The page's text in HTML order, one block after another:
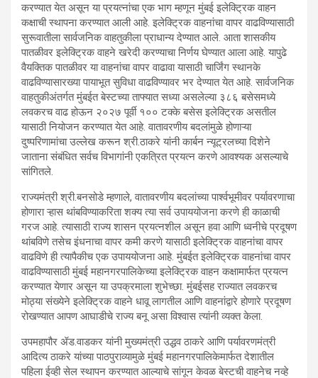
करण्यात येत असून या प्रयत्नांचा एक भाग म्हणून मुंबई इलेक्ट्रिक वाहन
कक्षाची स्थापना करण्यात आली आहे. इलेक्ट्रिक वाहनांचा वापर वाढविण्यासाठी
सुरूवातीला सार्वजनिक वाहतुकीला प्राधान्य देण्यात आले. आता शासकीय
पातळीवर इलेक्ट्रिक वाहने खरेदी करण्याचा निर्णय घेण्यात आला आहे. यापुढे
वैयक्तिक पातळीवर या वाहनांचा वापर वाढावा यासाठी चार्जिंग स्थानके
वाढविण्यासारख्या पायाभूत सुविधा वाढविण्यावर भर देण्यात येत आहे. सार्वजनिक
वाहतुकीअंतर्गत मुंबईत बेस्टच्या ताफ्यात सध्या असलेल्या ३८६ बसेसमध्ये
लवकरच वाढ होऊन २०२७ पूर्वी १०० टक्के बसेस इलेक्ट्रिक असतील
यासाठी नियोजन करण्यात येत आहे. वातावरणीय बदलांमुळे होणाऱ्या
दुष्परिणामांचा उल्लेख करून श्री.ठाकरे यांनी कार्बन न्यूट्रलच्या दिशेने
जाताना संबंधित सर्वच विभागांनी एकत्रित प्रयत्न करणे आवश्यक असल्याचे
सांगितले.
राज्यमंत्री श्री.बनसोडे म्हणाले, वातावरणीय बदलांच्या पार्श्वभूमीवर पर्यावरणाचा
होणारा ऱ्हास थांबविण्याकरिता शक्य त्या सर्व उपाययोजना करणे ही काळाची
गरज आहे. त्यासाठी राज्य शासन प्रयत्नशील असून हवा आणि ध्वनीचे प्रदूषण
थांबविणे तसेच इंधनाचा वापर कमी करणे यासाठी इलेक्ट्रिक वाहनांचा वापर
वाढविणे ही त्यापैकीच एक उपाययोजना आहे. मुंबईत इलेक्ट्रिक वाहनांचा वापर
वाढविण्यासाठी मुंबई महानगरपालिकेच्या इलेक्ट्रिक वाहन कक्षामार्फत प्रयत्न
करण्यात येणार असून या उपक्रमाला शुभेच्छा. मुंबईसह राज्यात लवकरच
मोठ्या संख्येने इलेक्ट्रिक वाहने धावू लागतील आणि वाहनांद्वारे होणारे प्रदूषण
रोखण्यात आपण आघाडीचे राज्य बनू असा विश्वास त्यांनी व्यक्त केला.
उपमहापौर ॲड.वाडकर यांनी मुख्यमंत्री उद्धव ठाकरे आणि पर्यावरणमंत्री
आदित्य ठाकरे यांच्या पाठपुराव्यामुळे मुंबई महानगरपालिकेमार्फत देशातील
पहिला ईव्ही सेल स्थापन करण्यात आल्याचे सांगून केवळ बेस्टची वाहनेच नव्हे